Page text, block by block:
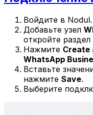
Войдите в Nodul.
Добавьте узел
откройте
Нажмите Create
WhatsApp
Вставьте
нажмите Save.
Выберите